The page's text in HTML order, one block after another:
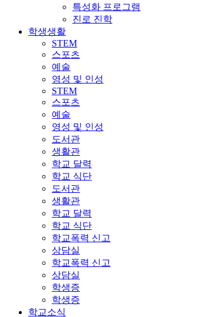
특성화 프로그램
진로 진학
학생생활
STEM
스포츠
예술
영성 및 인성
STEM
스포츠
예술
영성 및 인성
도서관
생활관
학교 달력
학교 식단
도서관
생활관
학교 달력
학교 식단
학교폭력 신고
상담실
학교폭력 신고
상담실
학생증
학생증
학교소식